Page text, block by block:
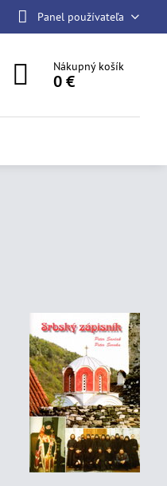
Panel používateľa
Nákupný košík
0 €